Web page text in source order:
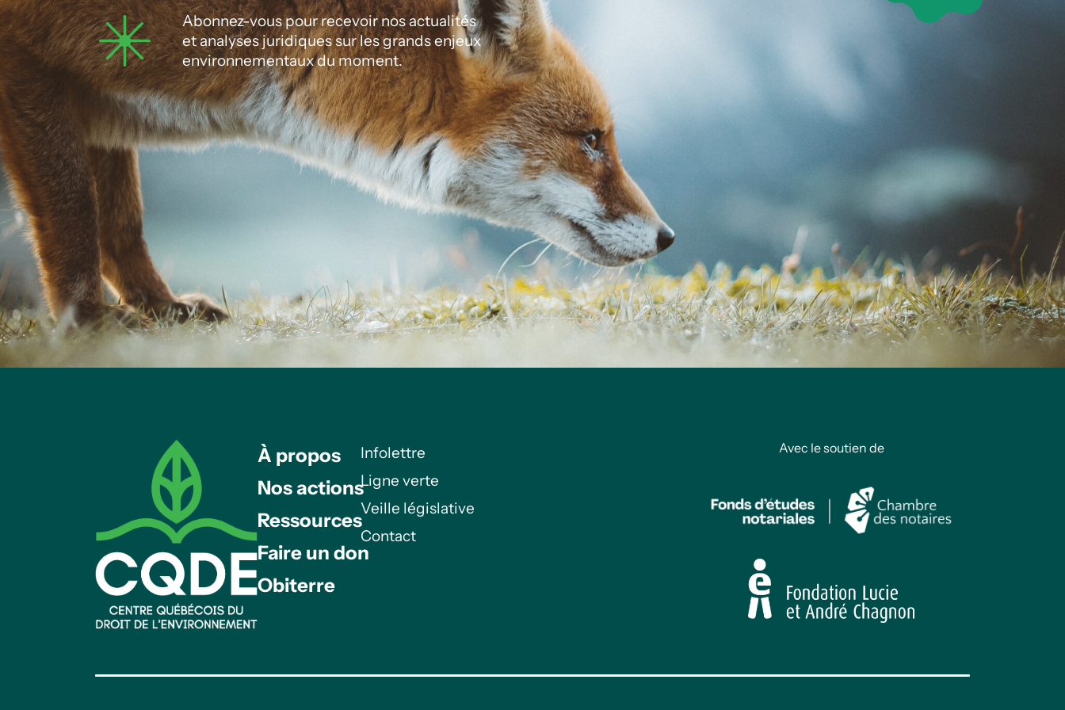
Abonnez-vous pour recevoir nos actualités
et analyses juridiques sur les grands enjeux
environnementaux du moment.
À propos
Nos actions
Ressources
Faire un don
Obiterre
Infolettre
Ligne verte
Veille législative
Contact
Avec le soutien de